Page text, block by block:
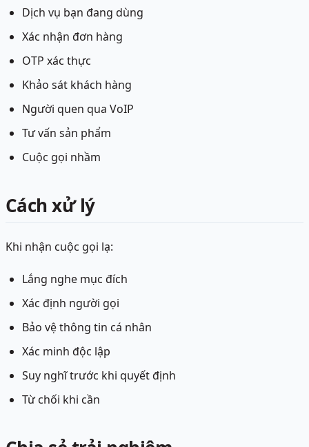
Dịch vụ bạn đang dùng
Xác nhận đơn hàng
OTP xác thực
Khảo sát khách hàng
Người quen qua VoIP
Tư vấn sản phẩm
Cuộc gọi nhầm
Cách xử lý
Khi nhận cuộc gọi lạ:
Lắng nghe mục đích
Xác định người gọi
Bảo vệ thông tin cá nhân
Xác minh độc lập
Suy nghĩ trước khi quyết định
Từ chối khi cần